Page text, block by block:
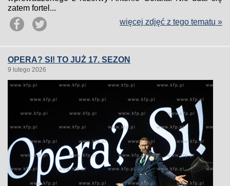
zatem fortel...
więcej zdjęć z tego tematu »
OPERA? SI! TO JUŻ 17. SEZON
9 lutego 2026